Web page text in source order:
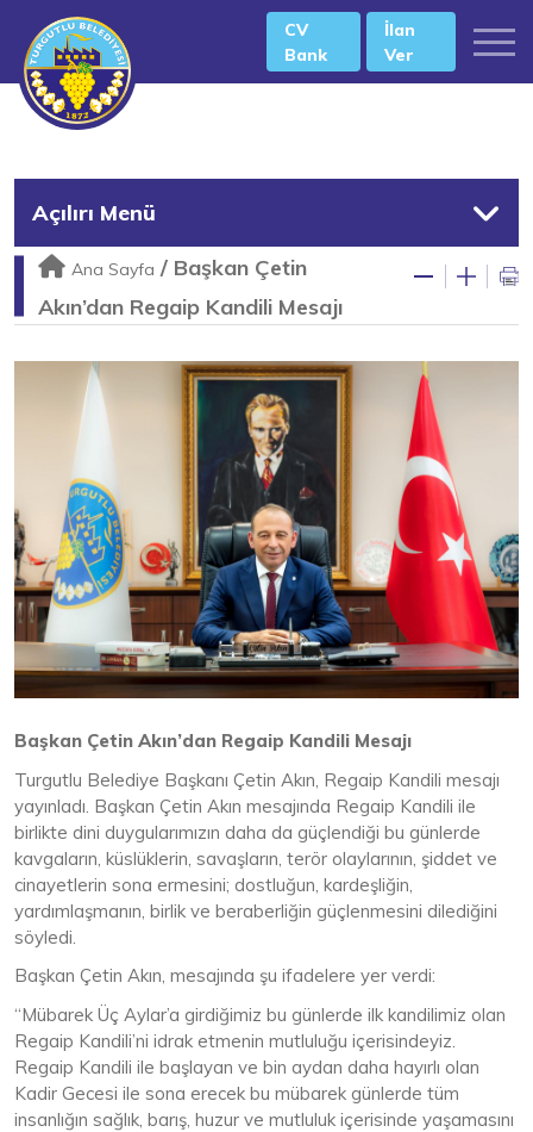
CV
Bank
İlan
Ver
Açılırı Menü
Ana Sayfa / Başkan Çetin
Akın’dan Regaip Kandili Mesajı
Başkan Çetin Akın’dan Regaip Kandili Mesajı
Turgutlu Belediye Başkanı Çetin Akın, Regaip Kandili mesajı
yayınladı. Başkan Çetin Akın mesajında Regaip Kandili ile
birlikte dini duygularımızın daha da güçlendiği bu günlerde
kavgaların, küslüklerin, savaşların, terör olaylarının, şiddet ve
cinayetlerin sona ermesini; dostluğun, kardeşliğin,
yardımlaşmanın, birlik ve beraberliğin güçlenmesini dilediğini
söyledi.
Başkan Çetin Akın, mesajında şu ifadelere yer verdi:
“Mübarek Üç Aylar’a girdiğimiz bu günlerde ilk kandilimiz olan
Regaip Kandili’ni idrak etmenin mutluluğu içerisindeyiz.
Regaip Kandili ile başlayan ve bin aydan daha hayırlı olan
Kadir Gecesi ile sona erecek bu mübarek günlerde tüm
insanlığın sağlık, barış, huzur ve mutluluk içerisinde yaşamasını